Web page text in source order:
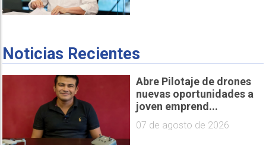
Noticias Recientes
Abre Pilotaje de drones
nuevas oportunidades a
joven emprend...
07 de agosto de 2026